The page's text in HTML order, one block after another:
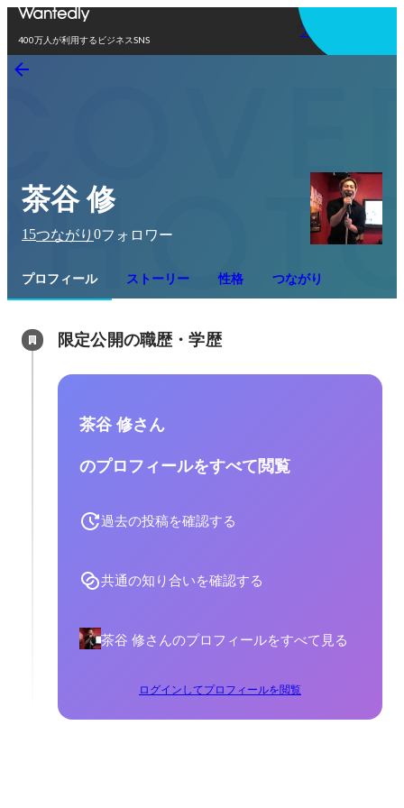
400万人が利用するビジネスSNS
アプリを使う
茶谷 修
15つながり 0フォロワー
プロフィール ストーリー 性格 つながり
限定公開の職歴・学歴
茶谷 修さん
のプロフィールをすべて閲覧
過去の投稿を確認する
共通の知り合いを確認する
茶谷 修さんのプロフィールをすべて見る
ログインしてプロフィールを閲覧